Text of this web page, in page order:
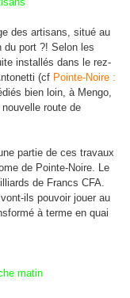
des artisans, situé au
du port ?! Selon les
installés dans le rez-
(cf Pointe-Noire :
bien loin, à Mengo,
route de
partie de ces travaux
de Pointe-Noire. Le
de Francs CFA.
ils pouvoir jouer au
à terme en quai
matin